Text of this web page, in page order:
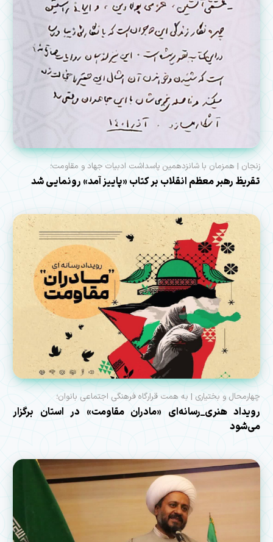
زنجان | همزمان با شانزدهمین پاسداشت ادبیات جهاد و مقاومت؛
تقریظ رهبر معظم انقلاب بر کتاب «پاییز آمد» رونمایی شد
چهارمحال و بختیاری | به همت قرارگاه فرهنگی اجتماعی بانوان؛
رویداد هنری_رسانه‌ای «مادران مقاومت» در استان برگزار
می‌شود